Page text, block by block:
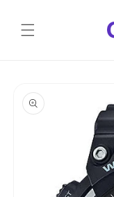
al contenido
a la
información